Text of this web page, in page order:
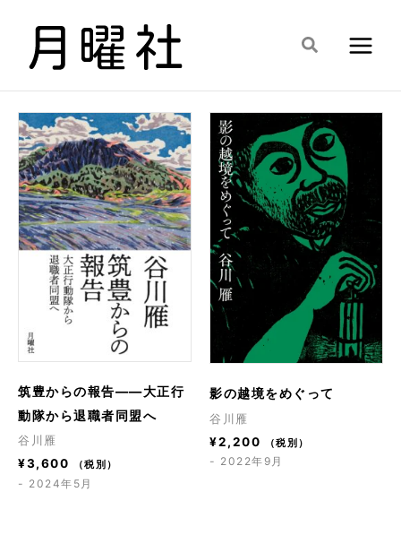
検
筑豊からの報告――大正行
動隊から退職者同盟へ
谷川雁
¥3,600 （税別）
- 2024年5月
影の越境をめぐって
谷川雁
¥2,200 （税別）
- 2022年9月